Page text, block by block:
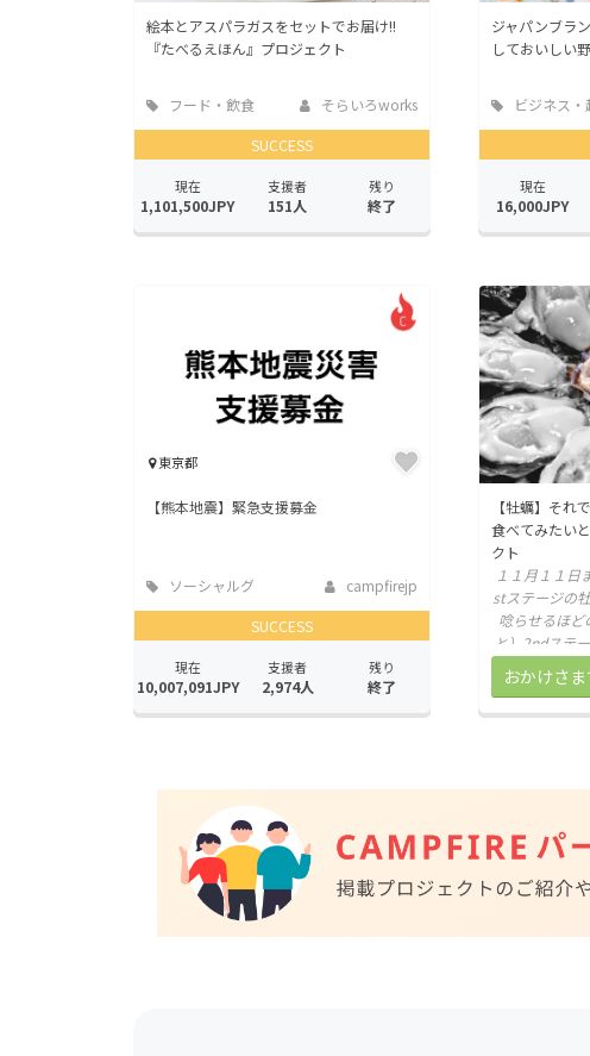
絵本とアスパラガスをセットでお届け!!
『たべるえほん』プロジェクト
フード・飲食
店
そらいろworks
SUCCESS
現在
1,101,500JPY
支援者
151人
残り
終了
ジャパンブラ
しておいしい
ビジネス・
業
現在
16,000JPY
東京都
【熊本地震】緊急支援募金
ソーシャルグ
ッド
campfirejp
SUCCESS
現在
10,007,091JPY
支援者
2,974人
残り
終了
【牡蠣】それ
食べてみたい
クト
１１月１１日
stステージの
唸らせるほど
と）2ndステ
栄え、そして
ていない牡蠣
リエーショ